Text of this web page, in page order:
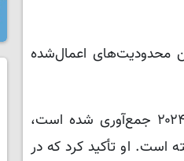
محدودیت‌های اعمال‌شده
شناخ با اشاره به گزارش اخیر خود درباره وضعیت زندان‌های ترکیه که در بازدیدهای ۱۱ تا ۱۴ ژوئن ۲۰۲۴ جمع‌آوری شده است،
است. او تأکید کرد که در